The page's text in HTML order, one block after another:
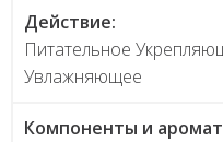
Действие:
Питательное
Увлажняющее
Компоненты и